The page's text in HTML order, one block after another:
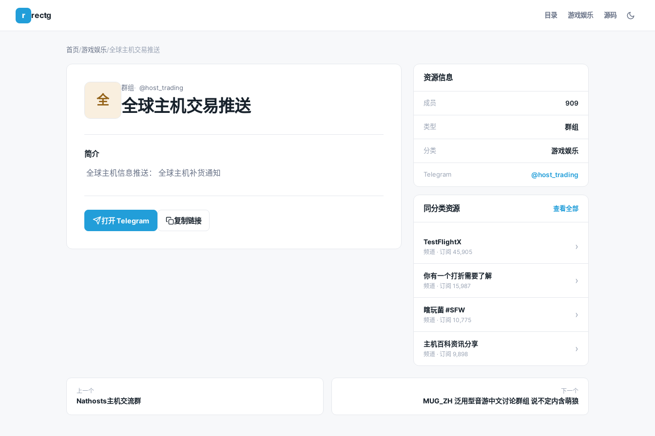
r rectg 目录 游戏娱乐 源码
首页/游戏娱乐/全球主机交易推送
全
群组 @host_trading
全球主机交易推送
简介
全球主机信息推送： 全球主机补货通知
打开 Telegram 复制链接
资源信息
成员 909
类型 群组
分类 游戏娱乐
Telegram @host_trading
同分类资源 查看全部
TestFlightX
频道 · 订阅 45,905 ›
你有一个打折需要了解
频道 · 订阅 15,987 ›
瞎玩菌 #SFW
频道 · 订阅 10,775 ›
主机百科资讯分享
频道 · 订阅 9,898 ›
上一个
Nathosts主机交流群
下一个
MUG_ZH 泛用型音游中文讨论群组 说不定内含萌狼